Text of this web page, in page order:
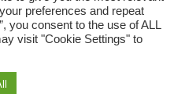
preferences and repeat
you consent to the use of ALL
visit "Cookie Settings" to